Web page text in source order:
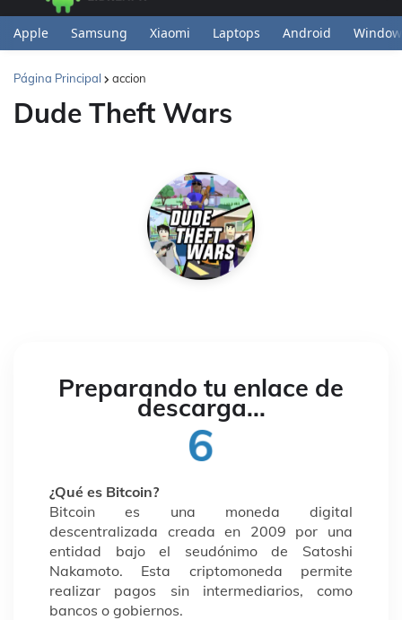
Apple Samsung Xiaomi Laptops Android
Página Principal accion
Dude Theft Wars
Preparando tu enlace de
descarga...
5
¿Qué es Bitcoin?
Bitcoin es una moneda digital
descentralizada creada en 2009 por una
entidad bajo el seudónimo de Satoshi
Nakamoto. Esta criptomoneda permite
realizar pagos sin intermediarios, como
bancos o gobiernos.